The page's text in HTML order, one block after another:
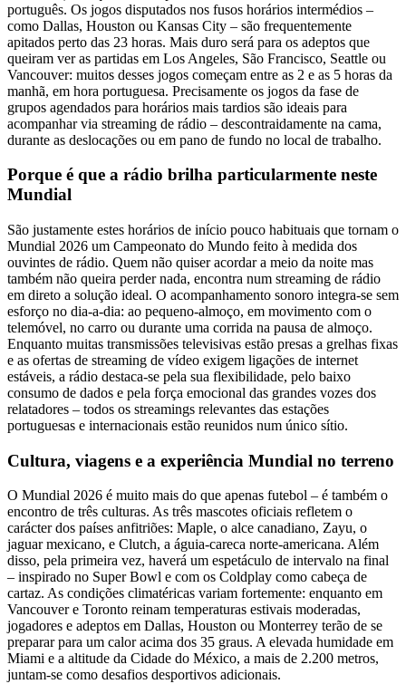
português. Os jogos disputados nos fusos horários intermédios –
como Dallas, Houston ou Kansas City – são frequentemente
apitados perto das 23 horas. Mais duro será para os adeptos que
queiram ver as partidas em Los Angeles, São Francisco, Seattle ou
Vancouver: muitos desses jogos começam entre as 2 e as 5 horas da
manhã, em hora portuguesa. Precisamente os jogos da fase de
grupos agendados para horários mais tardios são ideais para
acompanhar via streaming de rádio – descontraidamente na cama,
durante as deslocações ou em pano de fundo no local de trabalho.
Porque é que a rádio brilha particularmente neste
Mundial
São justamente estes horários de início pouco habituais que tornam o
Mundial 2026 um Campeonato do Mundo feito à medida dos
ouvintes de rádio. Quem não quiser acordar a meio da noite mas
também não queira perder nada, encontra num streaming de rádio
em direto a solução ideal. O acompanhamento sonoro integra-se sem
esforço no dia-a-dia: ao pequeno-almoço, em movimento com o
telemóvel, no carro ou durante uma corrida na pausa de almoço.
Enquanto muitas transmissões televisivas estão presas a grelhas fixas
e as ofertas de streaming de vídeo exigem ligações de internet
estáveis, a rádio destaca-se pela sua flexibilidade, pelo baixo
consumo de dados e pela força emocional das grandes vozes dos
relatadores – todos os streamings relevantes das estações
portuguesas e internacionais estão reunidos num único sítio.
Cultura, viagens e a experiência Mundial no terreno
O Mundial 2026 é muito mais do que apenas futebol – é também o
encontro de três culturas. As três mascotes oficiais refletem o
carácter dos países anfitriões: Maple, o alce canadiano, Zayu, o
jaguar mexicano, e Clutch, a águia-careca norte-americana. Além
disso, pela primeira vez, haverá um espetáculo de intervalo na final
– inspirado no Super Bowl e com os Coldplay como cabeça de
cartaz. As condições climatéricas variam fortemente: enquanto em
Vancouver e Toronto reinam temperaturas estivais moderadas,
jogadores e adeptos em Dallas, Houston ou Monterrey terão de se
preparar para um calor acima dos 35 graus. A elevada humidade em
Miami e a altitude da Cidade do México, a mais de 2.200 metros,
juntam-se como desafios desportivos adicionais.